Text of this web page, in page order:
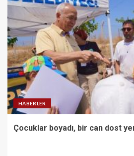
HABERLER
Çocuklar boyadı, bir can dost